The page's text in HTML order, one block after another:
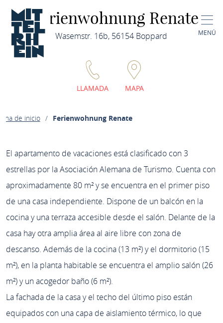
MENÚ
Ferienwohnung Renate
Wasemstr. 16b, 56154 Boppard
LLAMADA MAPA
de inicio Ferienwohnung Renate
El apartamento de vacaciones está clasificado con 3
estrellas por la Asociación Alemana de Turismo. Cuenta con
aproximadamente 80 m² y se encuentra en el primer piso
de una casa independiente. Dispone de un balcón en la
cocina y una terraza accesible desde el salón. Delante de la
casa hay otra amplia área al aire libre con zona de
descanso. Además de la cocina (13 m²) y el dormitorio (15
m²), en la planta habitable se encuentra el amplio salón (26
m²) y un acogedor baño (6 m²).
La fachada de la casa y el techo del último piso están
equipados con una capa de aislamiento térmico, lo que